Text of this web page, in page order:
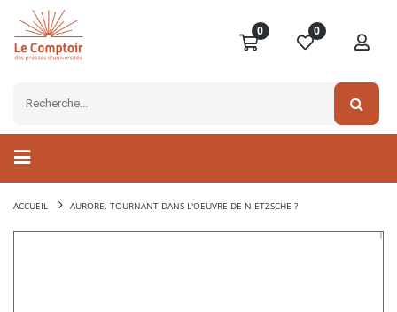
0 0
ACCUEIL AURORE, TOURNANT DANS L'OEUVRE DE NIETZSCHE ?